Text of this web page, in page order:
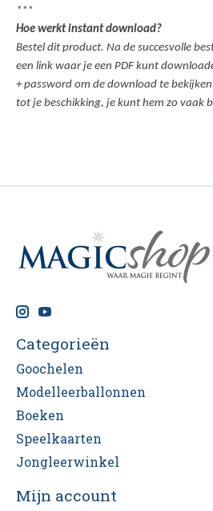
***
Hoe werkt instant download?
Bestel dit product. Na de succesvolle
een link waar je een PDF kunt
+ password om de download te
tot je beschikking, je kunt hem zo vaak
Categorieën
Goochelen
Modelleerballonnen
Boeken
Speelkaarten
Jongleerwinkel
Mijn account